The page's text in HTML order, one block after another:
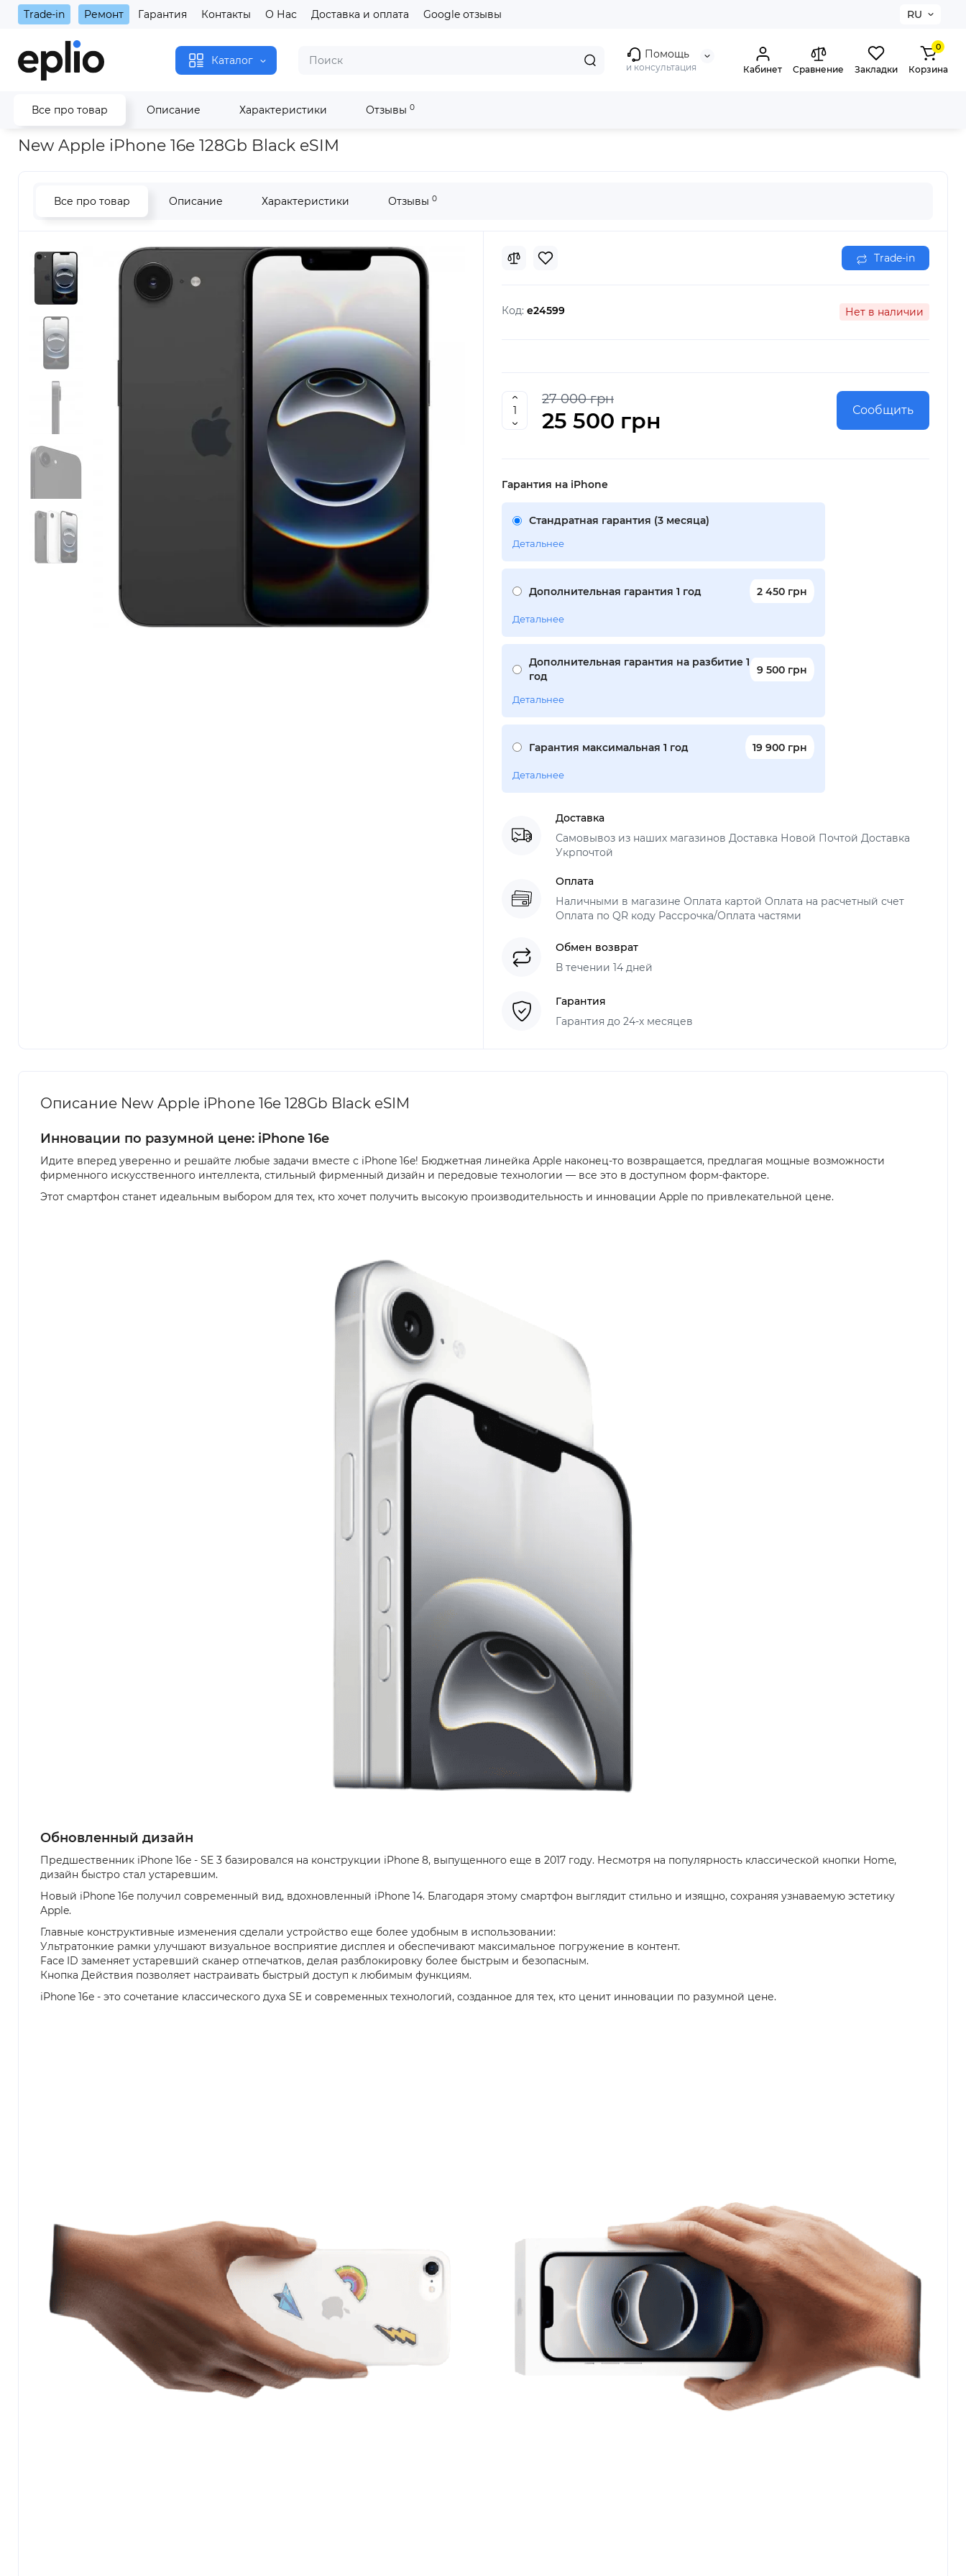
Trade-in Ремонт Гарантия Контакты О Нас Доставка и оплата Google отзывы RU
Каталог Помощь
и консультация Кабинет Сравнение Закладки
0
Корзина
Все про товар Описание Характеристики Отзывы 0
Главная New Apple iPhone 16e 128Gb Black eSIM
New Apple iPhone 16e 128Gb Black eSIM
Все про товар Описание Характеристики Отзывы 0
Trade-in
Код: e24599 Нет в наличии
27 000 грн
25 500 грн Сообщить
Гарантия на iPhone
Стандратная гарантия (3 месяца)
Детальнее
Дополнительная гарантия 1 год 2 450 грн
Детальнее
Дополнительная гарантия на разбитие 1
год
9 500 грн
Детальнее
Гарантия максимальная 1 год 19 900 грн
Детальнее
Доставка
Самовывоз из наших магазинов Доставка Новой Почтой Доставка
Укрпочтой
Оплата
Наличными в магазине Оплата картой Оплата на расчетный счет
Оплата по QR коду Рассрочка/Оплата частями
Обмен возврат
В течении 14 дней
Гарантия
Гарантия до 24-х месяцев
Описание New Apple iPhone 16e 128Gb Black eSIM
Инновации по разумной цене: iPhone 16e
Идите вперед уверенно и решайте любые задачи вместе с iPhone 16e! Бюджетная линейка Apple наконец-то возвращается, предлагая мощные возможности
фирменного искусственного интеллекта, стильный фирменный дизайн и передовые технологии — все это в доступном форм-факторе.
Этот смартфон станет идеальным выбором для тех, кто хочет получить высокую производительность и инновации Apple по привлекательной цене.
Обновленный дизайн
Предшественник iPhone 16e - SE 3 базировался на конструкции iPhone 8, выпущенного еще в 2017 году. Несмотря на популярность классической кнопки Home,
дизайн быстро стал устаревшим.
Новый iPhone 16e получил современный вид, вдохновленный iPhone 14. Благодаря этому смартфон выглядит стильно и изящно, сохраняя узнаваемую эстетику
Apple.
Главные конструктивные изменения сделали устройство еще более удобным в использовании:
Ультратонкие рамки улучшают визуальное восприятие дисплея и обеспечивают максимальное погружение в контент.
Face ID заменяет устаревший сканер отпечатков, делая разблокировку более быстрым и безопасным.
Кнопка Действия позволяет настраивать быстрый доступ к любимым функциям.
iPhone 16e - это сочетание классического духа SE и современных технологий, созданное для тех, кто ценит инновации по разумной цене.